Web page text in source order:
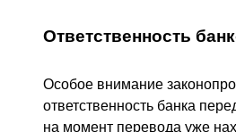
Ответственность
Особое внимание
ответственность банка
на момент перевода уже